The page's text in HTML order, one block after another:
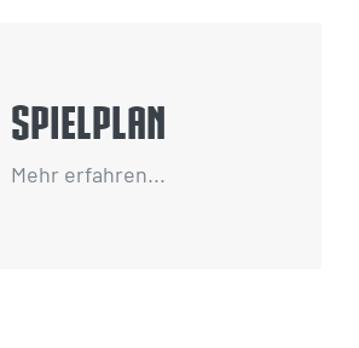
Spielplan
Mehr erfahren...